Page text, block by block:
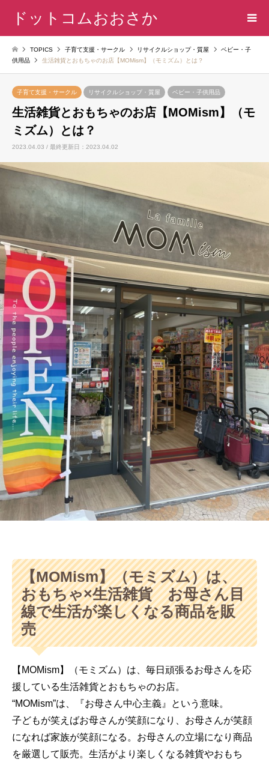
ドットコムおおさか
TOPICS 子育て支援・サークル リサイクルショップ・質屋
ベビー・子
供用品
生活雑貨とおもちゃのお店【MOMism】（モミズム）とは？
子育て支援・サークル リサイクルショップ・質屋 ベビー・子供用品
生活雑貨とおもちゃのお店【MOMism】（モ
ミズム）とは？
2023.04.03 / 最終更新日：2023.04.02
【MOMism】（モミズム）は、
おもちゃ×生活雑貨 お母さん目
線で生活が楽しくなる商品を販
売
【MOMism】（モミズム）は、毎日頑張るお母さんを応
援している生活雑貨とおもちゃのお店。
“MOMism”は、『お母さん中心主義』という意味。
子どもが笑えばお母さんが笑顔になり、お母さんが笑顔
になれば家族が笑顔になる。お母さんの立場になり商品
を厳選して販売。生活がより楽しくなる雑貨やおもち